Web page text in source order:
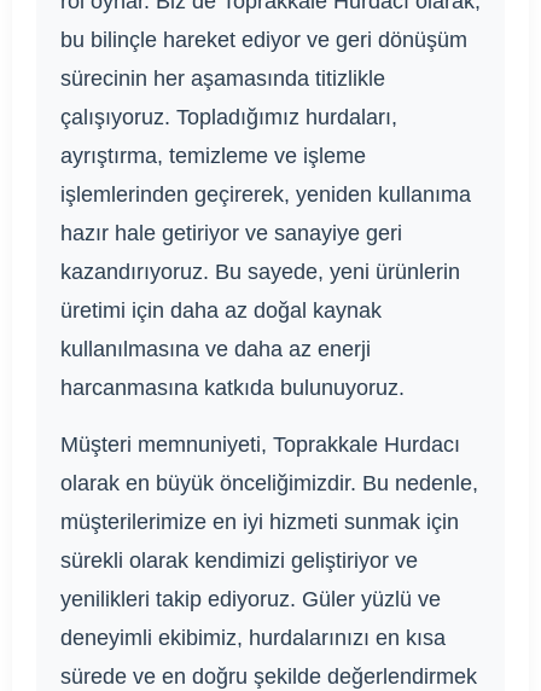
bu bilinçle hareket ediyor ve geri dönüşüm
sürecinin her aşamasında titizlikle
çalışıyoruz. Topladığımız hurdaları,
ayrıştırma, temizleme ve işleme
işlemlerinden geçirerek, yeniden kullanıma
hazır hale getiriyor ve sanayiye geri
kazandırıyoruz. Bu sayede, yeni ürünlerin
üretimi için daha az doğal kaynak
kullanılmasına ve daha az enerji
harcanmasına katkıda bulunuyoruz.
Müşteri memnuniyeti, Toprakkale Hurdacı
olarak en büyük önceliğimizdir. Bu nedenle,
müşterilerimize en iyi hizmeti sunmak için
sürekli olarak kendimizi geliştiriyor ve
yenilikleri takip ediyoruz. Güler yüzlü ve
deneyimli ekibimiz, hurdalarınızı en kısa
sürede ve en doğru şekilde değerlendirmek